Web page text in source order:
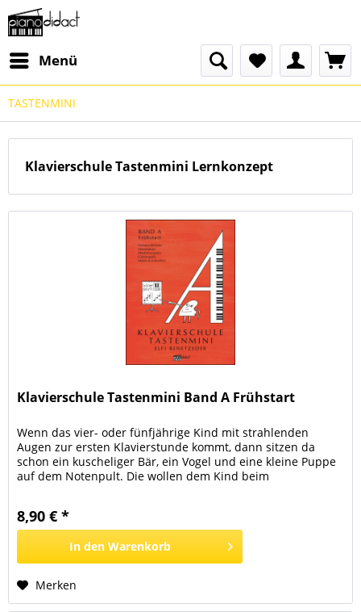
Menü
TASTENMINI
Klavierschule Tastenmini Lernkonzept
Klavierschule Tastenmini Band A Frühstart
Wenn das vier- oder fünfjährige Kind mit strahlenden
Augen zur ersten Klavierstunde kommt, dann sitzen da
schon ein kuscheliger Bär, ein Vogel und eine kleine Puppe
auf dem Notenpult. Die wollen dem Kind beim
zu bei TASTENMINI Band A. Mit Entdeckerlust und...
8,90 € *
In den Warenkorb
Merken